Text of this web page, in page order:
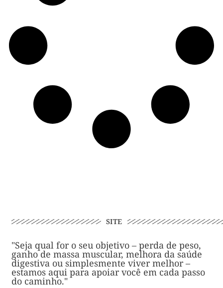
SITE
"Seja qual for o seu objetivo – perda de peso,
ganho de massa muscular, melhora da saúde
digestiva ou simplesmente viver melhor –
estamos aqui para apoiar você em cada passo
do caminho."